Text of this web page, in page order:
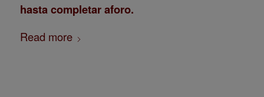
hasta completar aforo.
Read more